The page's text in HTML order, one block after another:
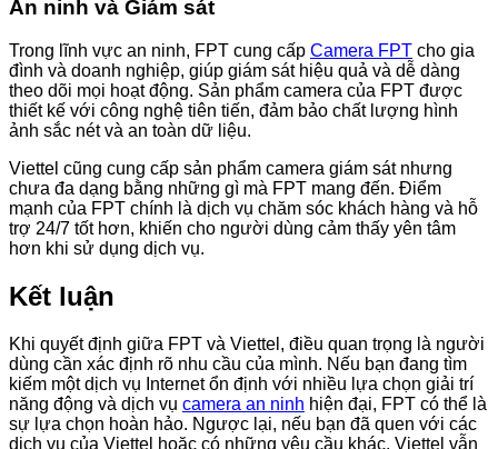
An ninh và Giám sát
Trong lĩnh vực an ninh, FPT cung cấp Camera FPT cho gia
đình và doanh nghiệp, giúp giám sát hiệu quả và dễ dàng
theo dõi mọi hoạt động. Sản phẩm camera của FPT được
thiết kế với công nghệ tiên tiến, đảm bảo chất lượng hình
ảnh sắc nét và an toàn dữ liệu.
Viettel cũng cung cấp sản phẩm camera giám sát nhưng
chưa đa dạng bằng những gì mà FPT mang đến. Điểm
mạnh của FPT chính là dịch vụ chăm sóc khách hàng và hỗ
trợ 24/7 tốt hơn, khiến cho người dùng cảm thấy yên tâm
hơn khi sử dụng dịch vụ.
Kết luận
Khi quyết định giữa FPT và Viettel, điều quan trọng là người
dùng cần xác định rõ nhu cầu của mình. Nếu bạn đang tìm
kiếm một dịch vụ Internet ổn định với nhiều lựa chọn giải trí
năng động và dịch vụ camera an ninh hiện đại, FPT có thể là
sự lựa chọn hoàn hảo. Ngược lại, nếu bạn đã quen với các
dịch vụ của Viettel hoặc có những yêu cầu khác, Viettel vẫn